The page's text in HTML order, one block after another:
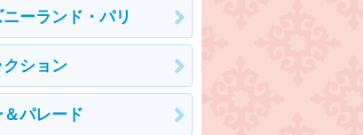
ーランド・パリ
クション
パレード